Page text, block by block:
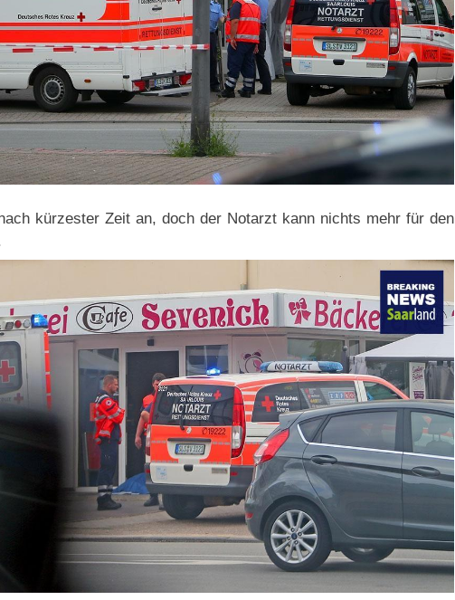
kürzester Zeit an, doch der Notarzt kann nichts mehr für den